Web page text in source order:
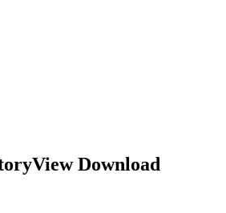
Download